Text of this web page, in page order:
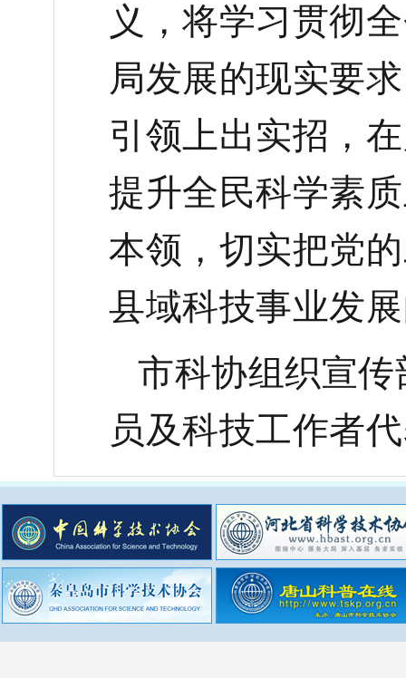
义，将学习贯彻
局发展的现实要
引领上出实招，
提升全民科学素
本领，切实把党
县域科技事业发
市科协组织宣
员及科技工作者